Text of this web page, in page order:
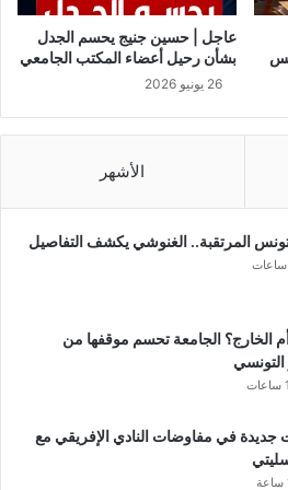
النطاق يجب أن تتوزع بحسب مستويات
تتضمن مقارنات مع استخدام دواء
بحثاً عن علاج للمصابين بفيروس
وهو أيضاً دواء مضاد
جرت على العقارين أظهرت أن
ضد فيروس كورونا المستجد إلا بمعدلات
أن عقار “ريمفيسيفير” هو خيار
تكاثر فيروسات سلالة كورونا
عاجل | حسين جنيج يحسم الجدل
بشأن رحيل أعضاء المكتب الجامعي
26 يونيو 2026
الأشهر
تونس المرتقبة.. الغنوشي يكشف التفاصيل
الخارج؟ الجامعة تحسم موقفها من
التونسي
جديدة في مفاوضات النادي الإفريقي مع